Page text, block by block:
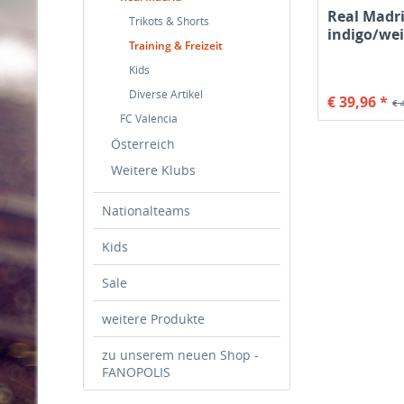
Trikots & Shorts
Training & Freizeit
Kids
Diverse Artikel
FC Valencia
Österreich
Weitere Klubs
Nationalteams
Kids
Sale
weitere Produkte
zu unserem neuen Shop -
FANOPOLIS
Real
indigo/
€
€ 39,96 *